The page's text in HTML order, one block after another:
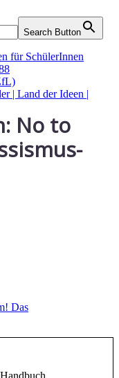
Search Button
No to